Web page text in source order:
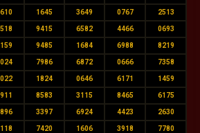
1645 3649 0767 2513
9415 6582 4466 0693
9485 1684 6988 8219
7986 6872 0666 7358
1824 0646 6171 1459
8583 3115 8465 6175
3397 6924 4423 2630
7420 1606 3918 7780